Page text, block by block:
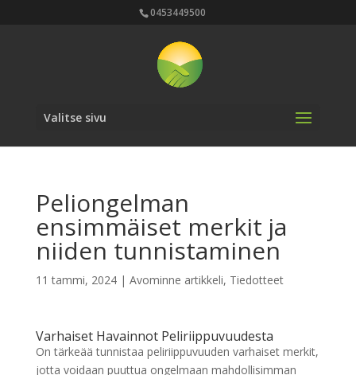
0453449500
Valitse sivu
Peliongelman
ensimmäiset merkit ja
niiden tunnistaminen
11 tammi, 2024| Avominne artikkeli, Tiedotteet
Varhaiset Havainnot Peliriippuvuudesta
On tärkeää tunnistaa peliriippuvuuden varhaiset merkit,
jotta voidaan puuttua ongelmaan mahdollisimman